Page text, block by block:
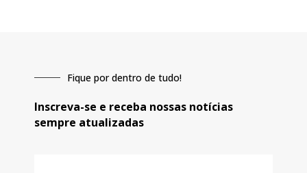
Fique por dentro de tudo!
Inscreva-se e receba nossas notícias
sempre atualizadas